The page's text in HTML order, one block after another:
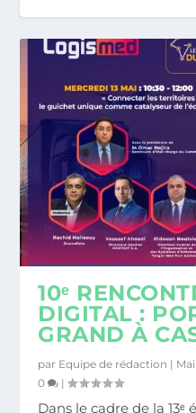
10ᵉ
DIGITAL :
GRAND À
par Equipe de rédaction |
0
|
Dans le cadre de la 13ᵉ